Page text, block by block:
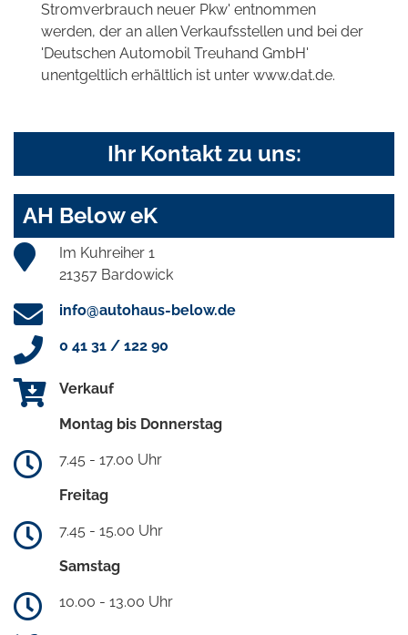
Stromverbrauch neuer Pkw' entnommen
werden, der an allen Verkaufsstellen und bei der
'Deutschen Automobil Treuhand GmbH'
unentgeltlich erhältlich ist unter www.dat.de.
Ihr Kontakt zu uns:
AH Below eK
Im Kuhreiher 1
21357 Bardowick
info@autohaus-below.de
0 41 31 / 122 90
Verkauf
Montag bis Donnerstag
7.45 - 17.00 Uhr
Freitag
7.45 - 15.00 Uhr
Samstag
10.00 - 13.00 Uhr